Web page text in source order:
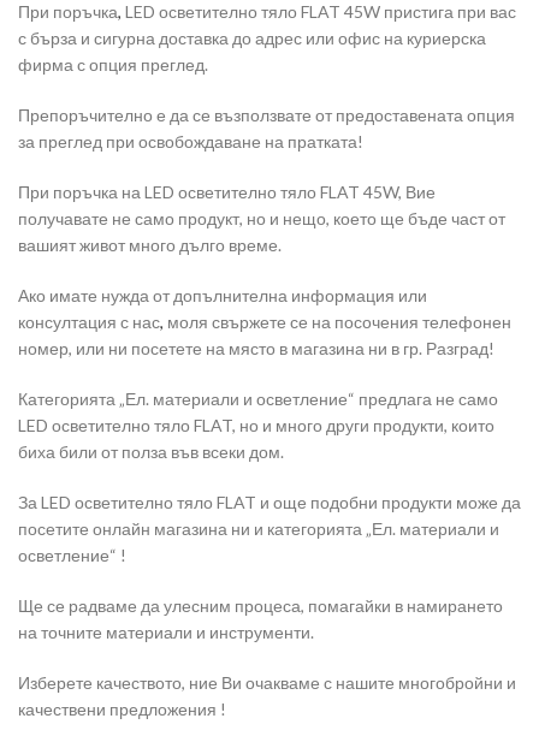
При поръчка, LED осветително тяло FLAT 45W пристига при вас
с бърза и сигурна доставка до адрес или офис на куриерска
фирма с опция преглед.
Препоръчително е да се възползвате от предоставената опция
за преглед при освобождаване на пратката!
При поръчка на LED осветително тяло FLAT 45W, Вие
получавате не само продукт, но и нещо, което ще бъде част от
вашият живот много дълго време.
Ако имате нужда от допълнителна информация или
консултация с нас, моля свържете се на посочения телефонен
номер, или ни посетете на място в магазина ни в гр. Разград!
Категорията „Ел. материали и осветление“ предлага не само
LED осветително тяло FLAT, но и много други продукти, които
биха били от полза във всеки дом.
За LED осветително тяло FLAT и още подобни продукти може да
посетите онлайн магазина ни и категорията „Ел. материали и
осветление“ !
Ще се радваме да улесним процеса, помагайки в намирането
на точните материали и инструменти.
Изберете качеството, ние Ви очакваме с нашите многобройни и
качествени предложения !